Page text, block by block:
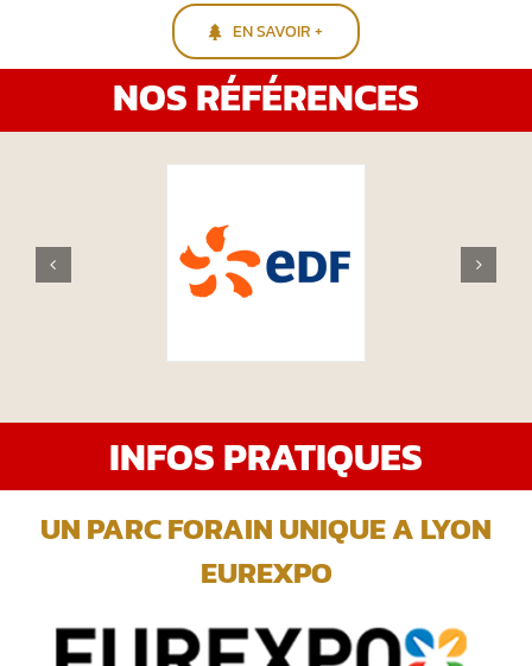
EN SAVOIR +
NOS RÉFÉRENCES
INFOS PRATIQUES
UN PARC FORAIN UNIQUE A LYON
EUREXPO